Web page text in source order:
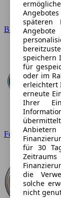
BMW
Ford
späteren
speichern
für
oder im
erleichtert
erneute
Ihrer
für 30
die
solche
nicht